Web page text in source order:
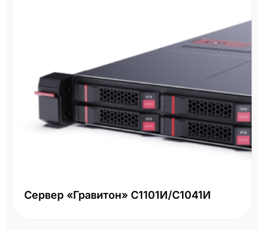
Сервер «Гравитон» С1101И/С1041И